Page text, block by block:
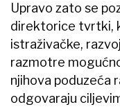
Upravo zato se
direktorice tvrtki,
istraživačke,
razmotre
njihova poduzeća
odgovaraju